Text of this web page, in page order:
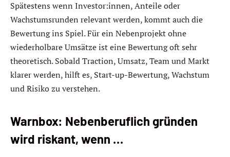
Spätestens wenn Investor:innen, Anteile oder
Wachstumsrunden relevant werden, kommt auch die
Bewertung ins Spiel. Für ein Nebenprojekt ohne
wiederholbare Umsätze ist eine Bewertung oft sehr
theoretisch. Sobald Traction, Umsatz, Team und Markt
klarer werden, hilft es, Start-up-Bewertung, Wachstum
und Risiko zu verstehen.
Warnbox: Nebenberuflich gründen
wird riskant, wenn …